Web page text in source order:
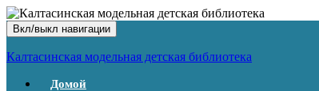
Вкл/выкл навигации
Калтасинская модельная детская библиотека
Домой